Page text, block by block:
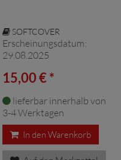
SOFTCOVER
Erscheinungsdatum:
29.08.2025
15,00 € *
lieferbar innerhalb von
3-4 Werktagen
In den Warenkorb